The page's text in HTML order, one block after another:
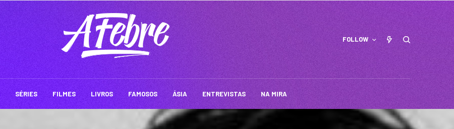
FOLLOW
SÉRIES FILMES LIVROS FAMOSOS ÁSIA ENTREVISTAS NA MIRA